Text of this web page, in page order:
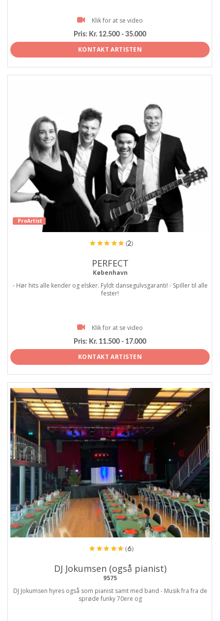
Klik for at se video
Pris: Kr. 12.500 - 35.000
KONTAKT ARTISTEN
ProArtist
(2)
PERFECT
København
- Hør hits alle kender og elsker. Fyldt dansegulvsgaranti! - Spiller til alle
fester!
Klik for at se video
Pris: Kr. 11.500 - 17.000
KONTAKT ARTISTEN
ProArtist
(6)
DJ Jokumsen (også pianist)
9575
DJ Jokumsen hyres også som pianist samt med band - Musik fra fra de
sprøde funky 70ere og